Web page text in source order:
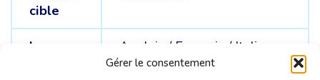
Gérer le consentement
cible
Langue
Anglais / Français / Italien